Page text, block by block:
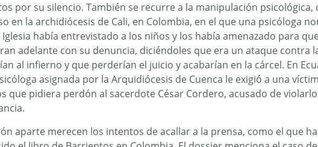
por su silencio. También se recurre a la manipulación psicológica,
en la archidiócesis de Cali, en Colombia, en el que una psicóloga
había entrevistado a los niños y los había amenazado para
adelante con su denuncia, diciéndoles que era un ataque contra
al infierno y que perderían el juicio y acabarían en la cárcel. En
asignada por la Arquidiócesis de Cuenca le exigió a una
que pidiera perdón al sacerdote César Cordero, acusado de
aparte merecen los intentos de acallar a la prensa, como el que ha